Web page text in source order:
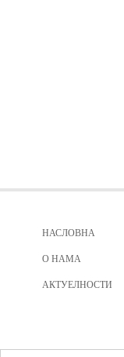
НАСЛОВНА
О НАМА
АКТУЕЛНОСТИ